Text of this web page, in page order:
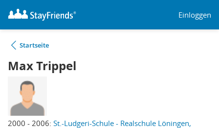
Einloggen
Startseite
Max Trippel
2000 - 2006: St.-Ludgeri-Schule - Realschule Löningen,